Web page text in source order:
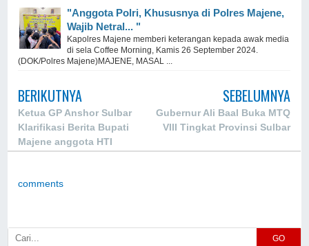
"Anggota Polri, Khususnya di Polres Majene,
Wajib Netral... "
Kapolres Majene memberi keterangan kepada awak media
di sela Coffee Morning, Kamis 26 September 2024.
(DOK/Polres Majene)MAJENE, MASAL ...
BERIKUTNYA
Ketua GP Anshor Sulbar
Klarifikasi Berita Bupati
Majene anggota HTI
SEBELUMNYA
Gubernur Ali Baal Buka MTQ
VIII Tingkat Provinsi Sulbar
comments
GO